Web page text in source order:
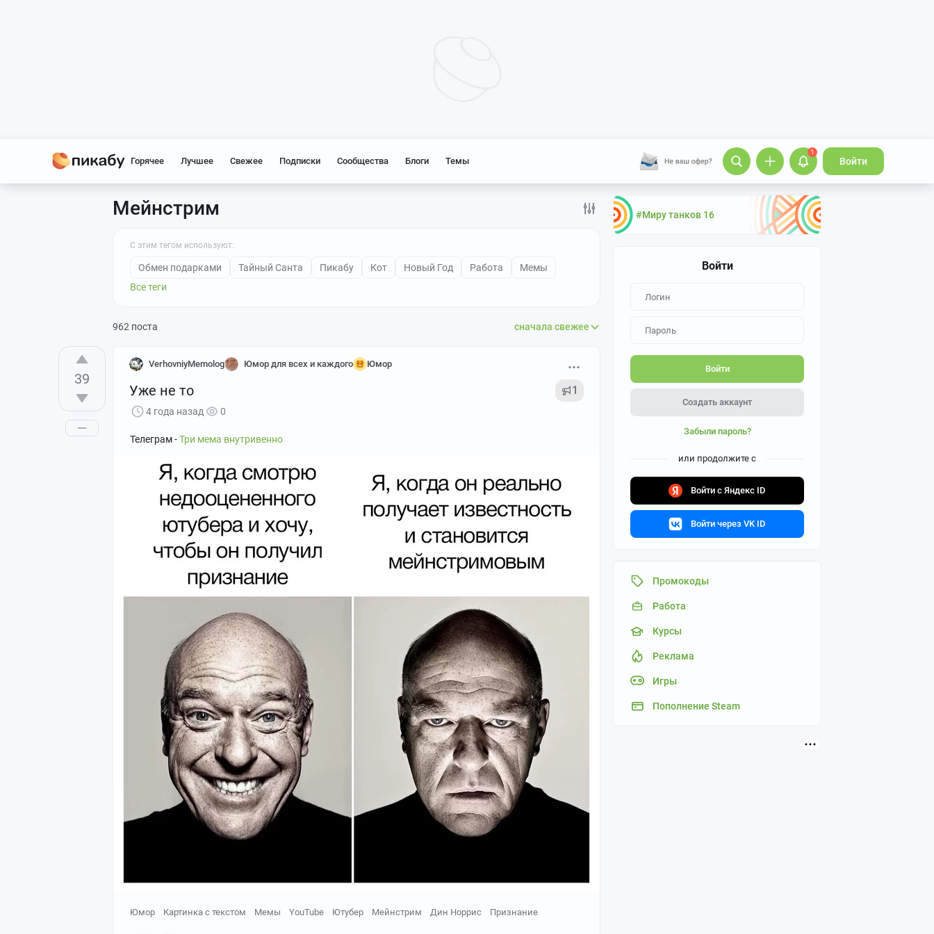
Горячее Лучшее Свежее Подписки Сообщества Блоги Темы
1
Войти
#Миру танков 16
Войти
Войти
Создать аккаунт
Забыли пароль?
или продолжите с
Войти с Яндекс ID
Войти через VK ID
Промокоды
Работа
Курсы
Реклама
Игры
Пополнение Steam
Мейнстрим
С этим тегом используют:
Обмен подарками Тайный Санта Пикабу Кот Новый Год Работа
Мемы
Все теги
962 поста сначала свежее
39
VerhovniyMemolog Юмор для всех и каждого Юмор
Уже не то 1
4 года назад 0
Телеграм -Три мема внутривенно
Юмор Картинка с текстом Мемы YouTube Ютубер Мейнстрим Дин Норрис Признание